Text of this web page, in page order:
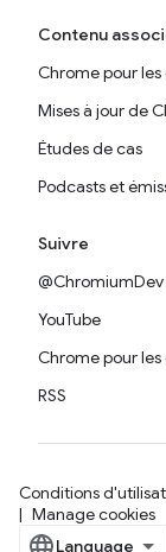
Contenu
Chrome pour
Mises à jour de
Études de cas
Podcasts et
Suivre
@ChromiumDev
YouTube
Chrome pour
RSS
Conditions
Manage cookies